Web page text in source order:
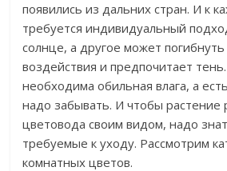
появились из дальних стран. И к
требуется индивидуальный
солнце, а другое может погибнуть
воздействия и предпочитает
необходима обильная влага, а
надо забывать. И чтобы растение
цветовода своим видом, надо
требуемые к уходу. Рассмотрим
комнатных цветов.